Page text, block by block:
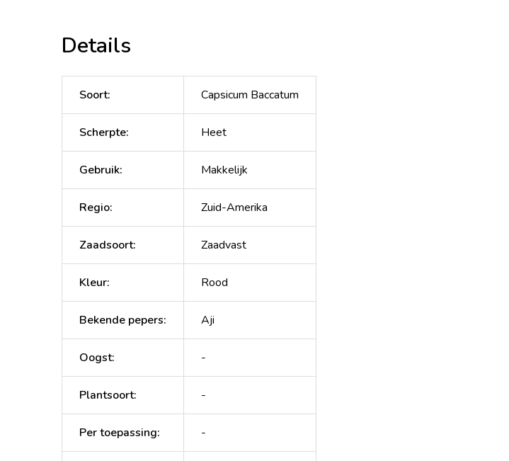
Details
Soort: Capsicum Baccatum
Scherpte: Heet
Gebruik: Makkelijk
Regio: Zuid-Amerika
Zaadsoort: Zaadvast
Kleur: Rood
Bekende pepers: Aji
Oogst: -
Plantsoort: -
Per toepassing: -